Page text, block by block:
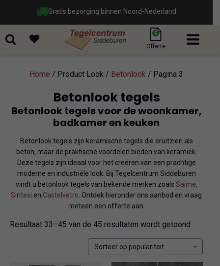
Gratis bezorging binnen Noord-Nederland
0
Offerte
Home / Product Look / Betonlook / Pagina 3
Betonlook tegels
Betonlook tegels voor de woonkamer,
badkamer en keuken
Betonlook tegels zijn keramische tegels die eruitzien als
beton, maar de praktische voordelen bieden van keramiek.
Deze tegels zijn ideaal voor het creëren van een prachtige
moderne en industriële look. Bij Tegelcentrum Siddeburen
vindt u betonlook tegels van bekende merken zoals Saime,
Sintesi en Castelvetro . Ontdek hieronder ons aanbod en vraag
meteen een offerte aan.
Resultaat 33–45 van de 45 resultaten wordt getoond
op